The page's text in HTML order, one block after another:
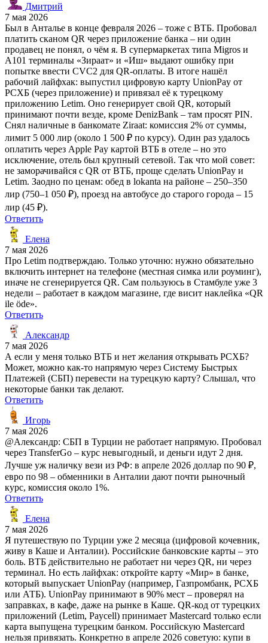
Дмитрий
7 мая 2026
Был в Анталье в конце февраля 2026 – тоже с ВТБ. Пробовал
платить сканом QR через приложение банка – ни один
продавец не понял, о чём я. В супермаркетах типа Migros и
A101 терминалы «Зираат» и «Иш» выдают ошибку при
попытке ввести CVC2 для QR-оплаты. В итоге нашёл
рабочий лайфхак: выпустил цифровую карту UnionPay от
РСХБ (через приложение) и привязал её к турецкому
приложению Letim. Оно генерирует свой QR, который
принимают почти везде, кроме DenizBank – там просят PIN.
Снял наличные в банкомате Ziraat: комиссия 2% от суммы,
лимит 5 000 лир (около 1 500 ₽ по курсу). Один раз удалось
оплатить через Apple Pay картой ВТБ в отеле – но это
исключение, отель был крупный сетевой. Так что мой совет:
не заморачивайся с QR от ВТБ, проще сделать UnionPay и
Letim. Заодно по ценам: обед в lokanta на районе – 250–350
лир (750–1 050 ₽), проезд на автобусе до старого города – 15
лир (45 ₽).
Ответить
Елена
7 мая 2026
Про Letim подтверждаю. Только уточню: нужно обязательно
включить интернет на телефоне (местная симка или роуминг),
иначе не сгенерируется QR. Сам пользуюсь в Стамбуле уже 3
недели – работает в каждом магазине, где висит наклейка «QR
ile öde».
Ответить
Александр
7 мая 2026
А если у меня только ВТБ и нет желания открывать РСХБ?
Может, можно как-то напрямую через Систему Быстрых
Платежей (СБП) перевести на турецкую карту? Слышал, что
некоторые банки так делают.
Ответить
Игорь
7 мая 2026
@Александр: СБП в Турции не работает напрямую. Пробовал
через TransferGo – курс невыгодный, и деньги идут 2 дня.
Лучше уж наличку вези из РФ: в апреле 2026 доллар по 90 ₽,
евро по 98 – обменники в Анталии дают почти рыночный
курс, комиссия около 1%.
Ответить
Елена
7 мая 2026
Я путешествую по Турции уже 2 месяца (цифровой кочевник,
живу в Каше и Анталии). Российские банковские карты – это
боль. ВТБ действительно не работает ни через QR, ни через
терминал. Но есть лайфхак: откройте карту «Мир» в банке,
который выпускает UnionPay (например, Газпромбанк, РСХБ
или АТБ). UnionPay принимают в 90% мест – проверял на
заправках, в кафе, даже на рынке в Каше. QR-код от турецких
приложений (Letim, Paycell) принимает Mastercard только если
карта выпущена турецким банком. Российскую Mastercard
нельзя привязать. Конкретно в апреле 2026 советую: купи в